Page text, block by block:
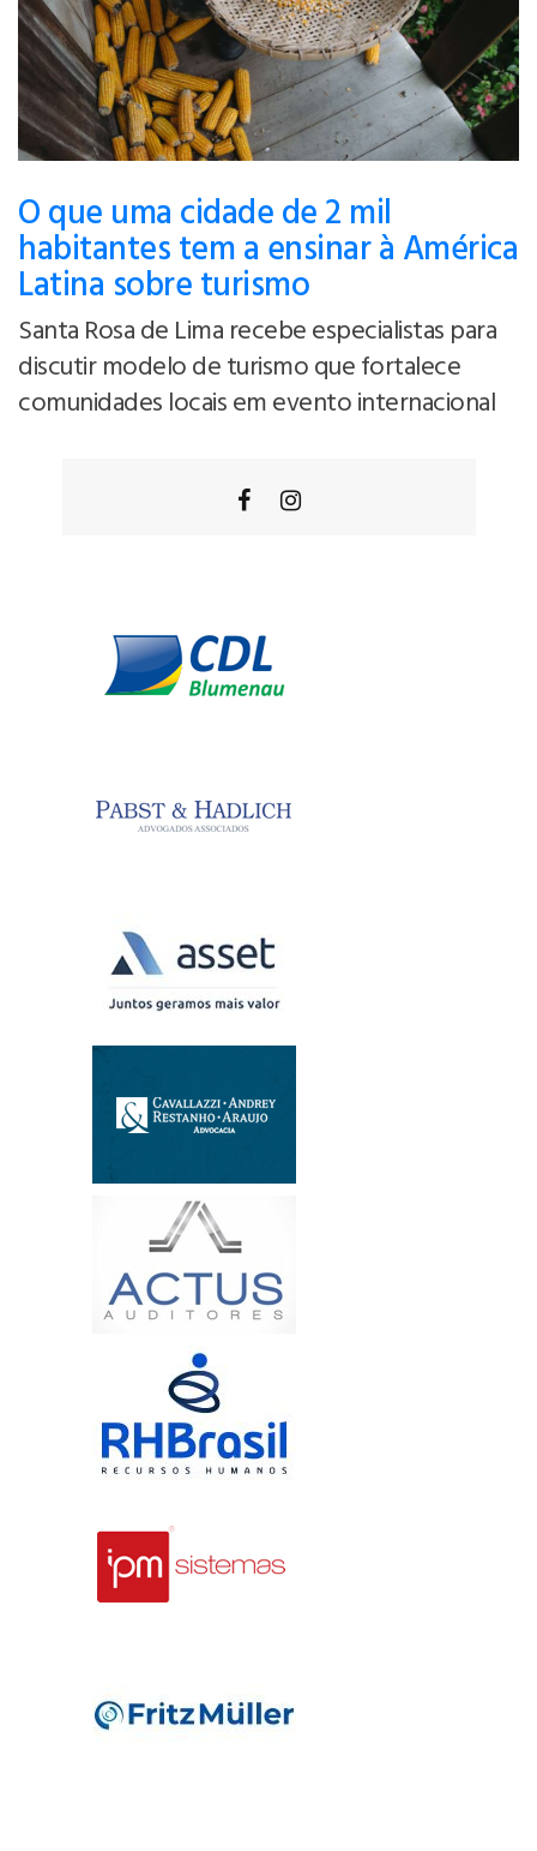
O que uma cidade de 2 mil
habitantes tem a ensinar à América
Latina sobre turismo
Santa Rosa de Lima recebe especialistas para
discutir modelo de turismo que fortalece
comunidades locais em evento internacional